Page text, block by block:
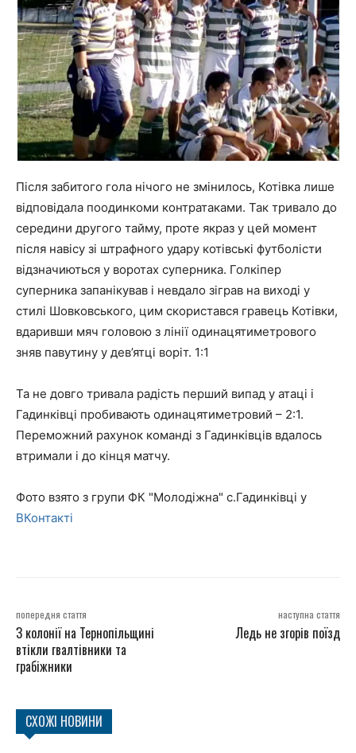
Після забитого гола нічого не змінилось, Котівка лише
відповідала поодинкоми контратаками. Так тривало до
середини другого тайму, проте якраз у цей момент
після навісу зі штрафного удару котівські футболісти
відзначиються у воротах суперника. Голкіпер
суперника запанікував і невдало зіграв на виході у
стилі Шовковського, цим скористався гравець Котівки,
вдаривши мяч головою з лінії одинацятиметрового
зняв павутину у дев’ятці воріт. 1:1
Та не довго тривала радість перший випад у атаці і
Гадинківці пробивають одинацятиметровий – 2:1.
Переможний рахунок команді з Гадинківців вдалось
втримали і до кінця матчу.
Фото взято з групи ФК "Молодіжна" с.Гадинківці у
ВКонтакті
попередня стаття
З колонії на Тернопільщині
втікли гвалтівники та
грабіжники
наступна стаття
Ледь не згорів поїзд
СХОЖІ НОВИНИ